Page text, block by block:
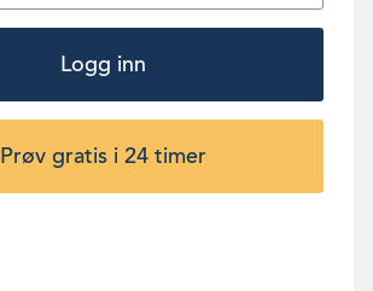
Logg inn
Prøv gratis i 24 timer